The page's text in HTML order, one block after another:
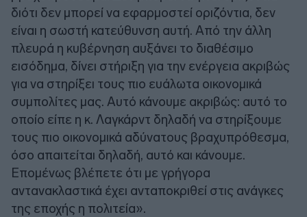
διότι δεν μπορεί να εφαρμοστεί οριζόντια, δεν
είναι η σωστή κατεύθυνση αυτή. Από την άλλη
πλευρά η κυβέρνηση αυξάνει το διαθέσιμο
εισόδημα, δίνει στήριξη για την ενέργεια ακριβώς
για να στηρίξει τους πιο ευάλωτα οικονομικά
συμπολίτες μας. Αυτό κάνουμε ακριβώς: αυτό το
οποίο είπε η κ. Λαγκάρντ δηλαδή να στηρίξουμε
τους πιο οικονομικά αδύνατους βραχυπρόθεσμα,
όσο απαιτείται δηλαδή, αυτό και κάνουμε.
Επομένως βλέπετε ότι με γρήγορα
αντανακλαστικά έχει ανταποκριθεί στις ανάγκες
της εποχής η πολιτεία».